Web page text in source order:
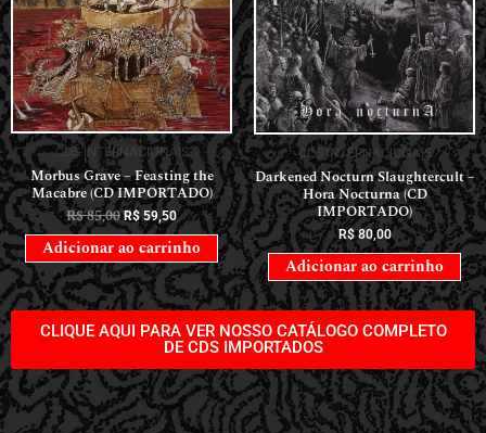
CDS INTERNACIONAIS
Morbus Grave – Feasting the
Macabre (CD IMPORTADO)
R$85,00 R$59,50
Adicionar ao carrinho
CDS INTERNACIONAIS
Darkened Nocturn Slaughtercult –
Hora Nocturna (CD
IMPORTADO)
R$80,00
Adicionar ao carrinho
CLIQUE AQUI PARA VER NOSSO CATÁLOGO COMPLETO
DE CDS IMPORTADOS